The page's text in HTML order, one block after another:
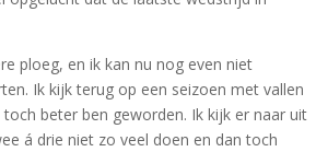
ploeg, en ik kan nu nog even niet
Ik kijk terug op een seizoen met vallen
beter ben geworden. Ik kijk er naar uit
á drie niet zo veel doen en dan toch